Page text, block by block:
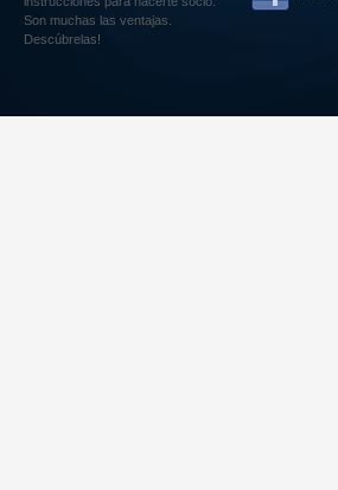
Son muchas las ventajas.
Descúbrelas!